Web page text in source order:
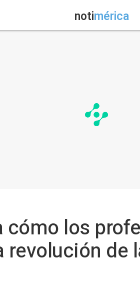
notimérica
cómo los
revolución de